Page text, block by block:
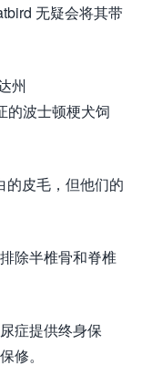
无疑会将其带
州
的波士顿梗犬饲
的皮毛，但他们的
除半椎骨和脊椎
症提供终身保
修。